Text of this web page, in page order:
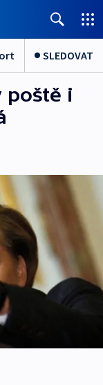
SLEDOVAT
poště i